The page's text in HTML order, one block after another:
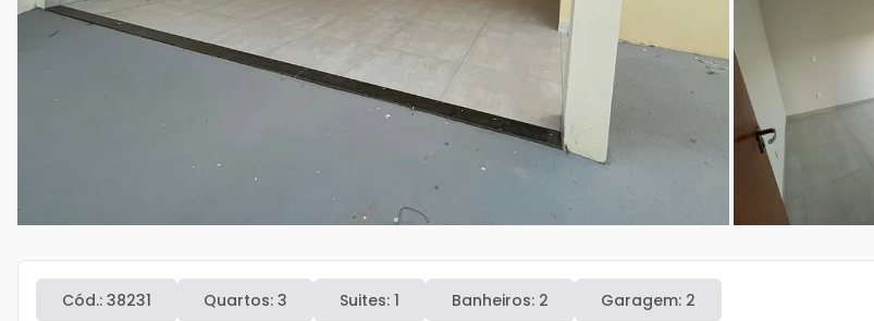
Cód.: 38231 Quartos: 3 Suites: 1 Banheiros: 2 Garagem: 2